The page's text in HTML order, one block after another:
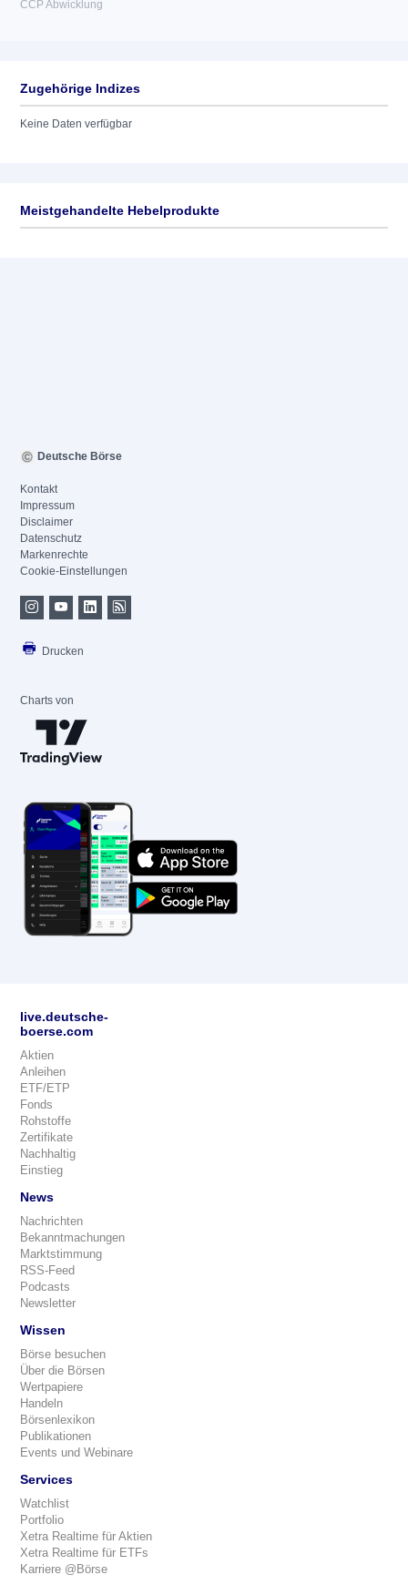
CCP Abwicklung
Zugehörige Indizes
Keine Daten verfügbar
Meistgehandelte Hebelprodukte
Deutsche Börse
Kontakt
Impressum
Disclaimer
Datenschutz
Markenrechte
Cookie-Einstellungen
Drucken
Charts von
live.deutsche-
boerse.com
Aktien
Anleihen
ETF/ETP
Fonds
Rohstoffe
Zertifikate
Nachhaltig
Einstieg
News
Nachrichten
Bekanntmachungen
Marktstimmung
RSS-Feed
Podcasts
Newsletter
Wissen
Börse besuchen
Über die Börsen
Wertpapiere
Handeln
Börsenlexikon
Publikationen
Events und Webinare
Services
Watchlist
Portfolio
Xetra Realtime für Aktien
Xetra Realtime für ETFs
Karriere @Börse